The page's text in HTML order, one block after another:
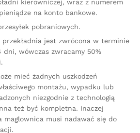
kierowniczej, wraz z numerem
na konto bankowe.
pobraniowych.
przekładnia jest zwrócona w terminie
dni, wówczas zwracamy 50%
mieć żadnych uszkodzeń
montażu, wypadku lub
niezgodnie z technologią
też być kompletna. Inaczej
maglownica musi nadawać się do